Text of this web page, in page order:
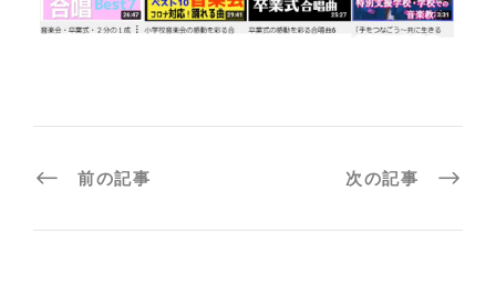
前の記事 次の記事